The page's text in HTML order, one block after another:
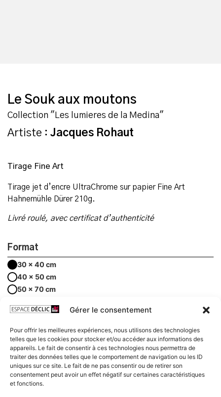
Gérer le consentement
Pour offrir les meilleures expériences, nous utilisons des technologies
telles que les cookies pour stocker et/ou accéder aux informations des
appareils. Le fait de consentir à ces technologies nous permettra de
traiter des données telles que le comportement de navigation ou les ID
uniques sur ce site. Le fait de ne pas consentir ou de retirer son
consentement peut avoir un effet négatif sur certaines caractéristiques
et fonctions.
Le Souk aux moutons
Collection "Les lumieres de la Medina"
Artiste : Jacques Rohaut
Tirage Fine Art
Tirage jet d’encre UltraChrome sur papier Fine Art
Hahnemühle Dürer 210g.
Livré roulé, avec certificat d’authenticité
Format
30 x 40 cm
40 x 50 cm
50 x 70 cm
AJOUTER AU PANIER